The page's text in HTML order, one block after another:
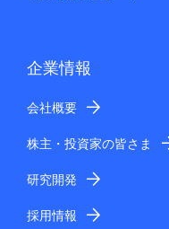
企業情報
会社概要
株主・投資家の皆さま
研究開発
採用情報